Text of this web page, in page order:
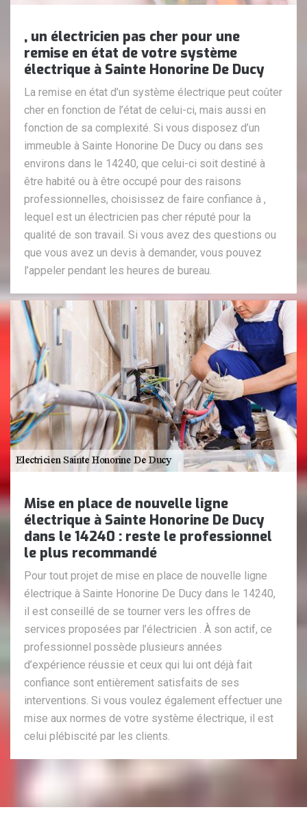
, un électricien pas cher pour une
remise en état de votre système
électrique à Sainte Honorine De Ducy
La remise en état d’un système électrique peut coûter
cher en fonction de l’état de celui-ci, mais aussi en
fonction de sa complexité. Si vous disposez d’un
immeuble à Sainte Honorine De Ducy ou dans ses
environs dans le 14240, que celui-ci soit destiné à
être habité ou à être occupé pour des raisons
professionnelles, choisissez de faire confiance à ,
lequel est un électricien pas cher réputé pour la
qualité de son travail. Si vous avez des questions ou
que vous avez un devis à demander, vous pouvez
l’appeler pendant les heures de bureau.
Mise en place de nouvelle ligne
électrique à Sainte Honorine De Ducy
dans le 14240 : reste le professionnel
le plus recommandé
Pour tout projet de mise en place de nouvelle ligne
électrique à Sainte Honorine De Ducy dans le 14240,
il est conseillé de se tourner vers les offres de
services proposées par l’électricien . À son actif, ce
professionnel possède plusieurs années
d’expérience réussie et ceux qui lui ont déjà fait
confiance sont entièrement satisfaits de ses
interventions. Si vous voulez également effectuer une
mise aux normes de votre système électrique, il est
celui plébiscité par les clients.